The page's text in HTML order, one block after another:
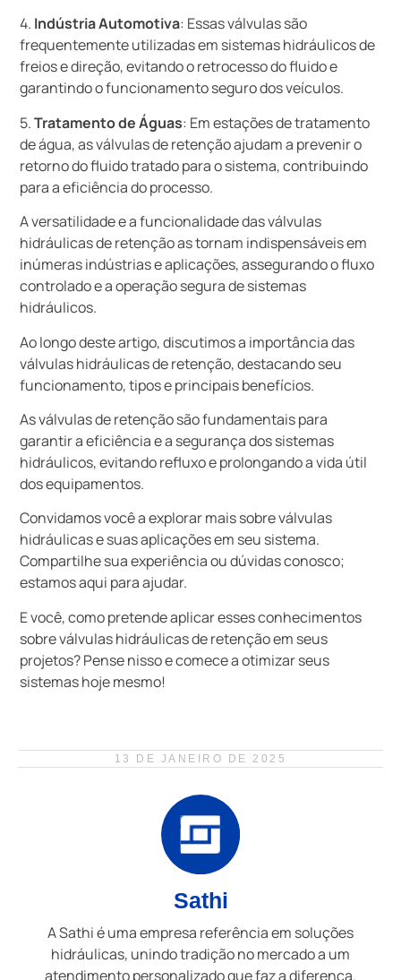
4. Indústria Automotiva: Essas válvulas são
frequentemente utilizadas em sistemas hidráulicos de
freios e direção, evitando o retrocesso do fluido e
garantindo o funcionamento seguro dos veículos.
5.Tratamento de Águas: Em estações de tratamento
de água, as válvulas de retenção ajudam a prevenir o
retorno do fluido tratado para o sistema, contribuindo
para a eficiência do processo.
A versatilidade e a funcionalidade das válvulas
hidráulicas de retenção as tornam indispensáveis em
inúmeras indústrias e aplicações, assegurando o fluxo
controlado e a operação segura de sistemas
hidráulicos.
Ao longo deste artigo, discutimos a importância das
válvulas hidráulicas de retenção, destacando seu
funcionamento, tipos e principais benefícios.
As válvulas de retenção são fundamentais para
garantir a eficiência e a segurança dos sistemas
hidráulicos, evitando refluxo e prolongando a vida útil
dos equipamentos.
Convidamos você a explorar mais sobre válvulas
hidráulicas e suas aplicações em seu sistema.
Compartilhe sua experiência ou dúvidas conosco;
estamos aqui para ajudar.
E você, como pretende aplicar esses conhecimentos
sobre válvulas hidráulicas de retenção em seus
projetos? Pense nisso e comece a otimizar seus
sistemas hoje mesmo!
13 DE JANEIRO DE 2025
Sathi
A Sathi é uma empresa referência em soluções
hidráulicas, unindo tradição no mercado a um
atendimento personalizado que faz a diferença.